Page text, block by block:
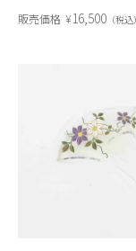
販売価格 ¥16,500 税込